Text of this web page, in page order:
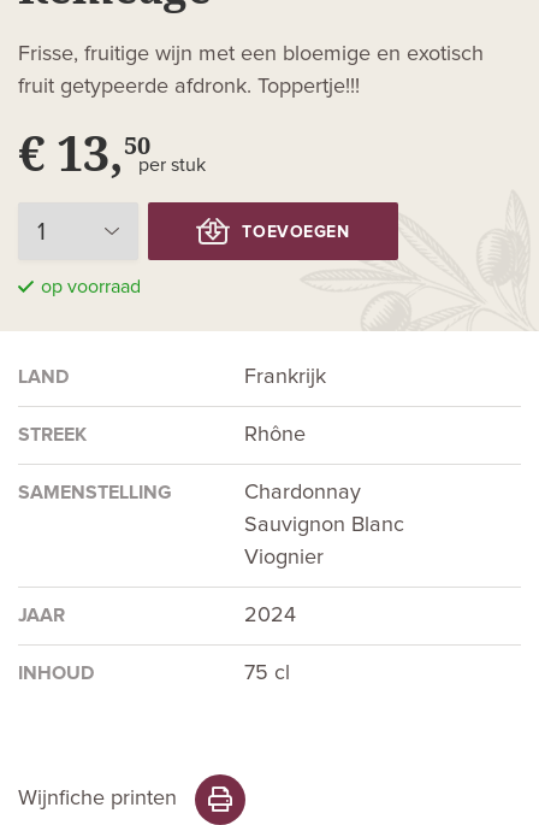
Frisse, fruitige wijn met een bloemige en exotisch
fruit getypeerde afdronk. Toppertje!!!
€ 13,50
per stuk
TOEVOEGEN
op voorraad
LAND Frankrijk
STREEK Rhône
SAMENSTELLING
Chardonnay
Sauvignon Blanc
Viognier
JAAR 2024
INHOUD 75 cl
Wijnfiche printen